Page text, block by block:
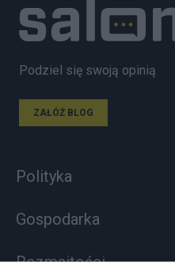
Podziel się swoją opinią
ZAŁÓŻ BLOG
Polityka
Gospodarka
Rozmaitości